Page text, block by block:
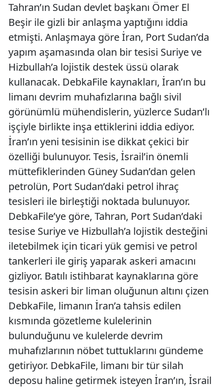
Tahran’ın Sudan devlet başkanı Ömer El
Beşir ile gizli bir anlaşma yaptığını iddia
etmişti. Anlaşmaya göre İran, Port Sudan’da
yapım aşamasında olan bir tesisi Suriye ve
Hizbullah’a lojistik destek üssü olarak
kullanacak. DebkaFile kaynakları, İran’ın bu
limanı devrim muhafızlarına bağlı sivil
görünümlü mühendislerin, yüzlerce Sudan’lı
işçiyle birlikte inşa ettiklerini iddia ediyor.
İran’ın yeni tesisinin ise dikkat çekici bir
özelliği bulunuyor. Tesis, İsrail’in önemli
müttefiklerinden Güney Sudan’dan gelen
petrolün, Port Sudan’daki petrol ihraç
tesisleri ile birleştiği noktada bulunuyor.
DebkaFile’ye göre, Tahran, Port Sudan’daki
tesise Suriye ve Hizbullah’a lojistik desteğini
iletebilmek için ticari yük gemisi ve petrol
tankerleri ile giriş yaparak askeri amacını
gizliyor. Batılı istihbarat kaynaklarına göre
tesisin askeri bir liman oluğunun altını çizen
DebkaFile, limanın İran’a tahsis edilen
kısmında gözetleme kulelerinin
bulunduğunu ve kulelerde devrim
muhafızlarının nöbet tuttuklarını gündeme
getiriyor. DebkaFile, limanı bir tür silah
deposu haline getirmek isteyen İran’ın, İsrail